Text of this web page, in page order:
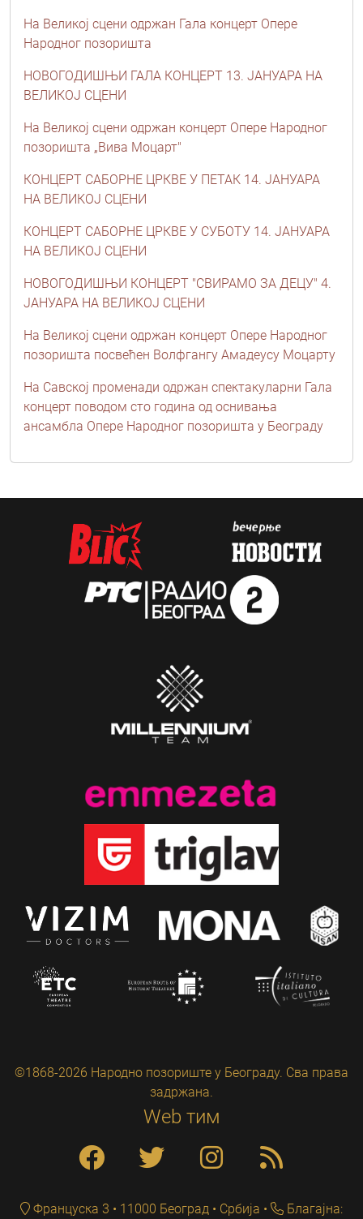
На Великој сцени одржан Гала концерт Опере
Народног позоришта
НОВОГОДИШЊИ ГАЛА КОНЦЕРТ 13. ЈАНУАРА НА
ВЕЛИКОЈ СЦЕНИ
На Великој сцени одржан концерт Опере Народног
позоришта „Вива Моцарт"
КОНЦЕРТ САБОРНЕ ЦРКВЕ У ПЕТАК 14. ЈАНУАРА
НА ВЕЛИКОЈ СЦЕНИ
КОНЦЕРТ САБОРНЕ ЦРКВЕ У СУБОТУ 14. ЈАНУАРА
НА ВЕЛИКОЈ СЦЕНИ
НОВОГОДИШЊИ КОНЦЕРТ "СВИРАМО ЗА ДЕЦУ" 4.
ЈАНУАРА НА ВЕЛИКОЈ СЦЕНИ
На Великој сцени одржан концерт Опере Народног
позоришта посвећен Волфгангу Амадеусу Моцарту
На Савској променади одржан спектакуларни Гала
концерт поводом сто година од оснивања
ансамбла Опере Народног позоришта у Београду
©1868-2026 Народно позориште у Београду. Сва права
задржана.
Web тим
Француска 3 • 11000 Београд • Србија Благајна: